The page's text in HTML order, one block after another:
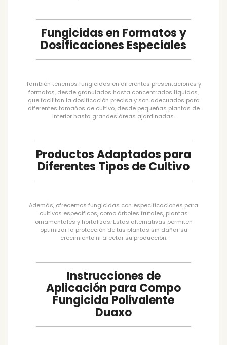
Fungicidas en Formatos y
Dosificaciones Especiales
También tenemos fungicidas en diferentes presentaciones y
formatos, desde granulados hasta concentrados líquidos,
que facilitan la dosificación precisa y son adecuados para
diferentes tamaños de cultivo, desde pequeñas plantas de
interior hasta grandes áreas ajardinadas.
Productos Adaptados para
Diferentes Tipos de Cultivo
Además, ofrecemos fungicidas con especificaciones para
cultivos específicos, como árboles frutales, plantas
ornamentales y hortalizas. Estas alternativas permiten
optimizar la protección de tus plantas sin dañar su
crecimiento ni afectar su producción.
Instrucciones de
Aplicación para Compo
Fungicida Polivalente
Duaxo